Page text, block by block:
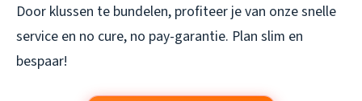
Door klussen te bundelen, profiteer je van onze snelle
service en no cure, no pay-garantie. Plan slim en
bespaar!